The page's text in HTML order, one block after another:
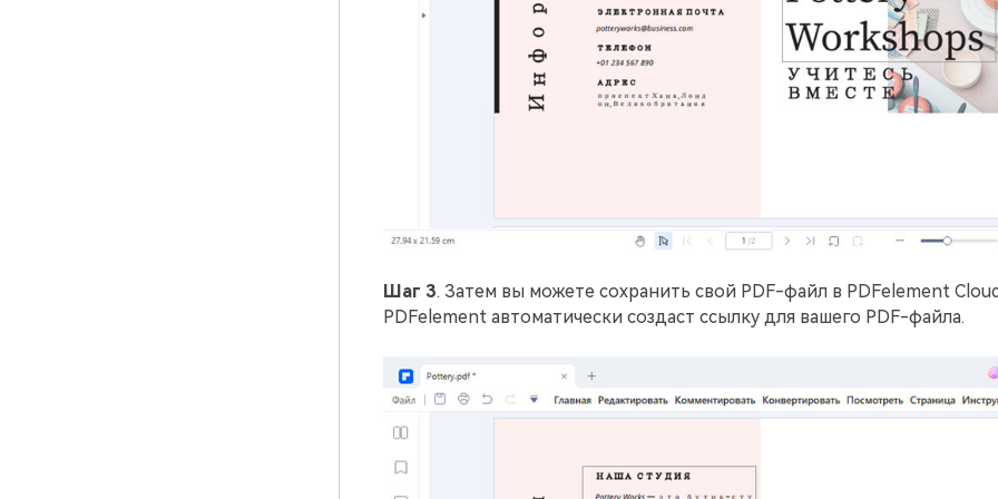
Шаг 3. Затем вы можете сохранить свой PDF-файл в PDFelement
PDFelement автоматически создаст ссылку для вашего PDF-файла.